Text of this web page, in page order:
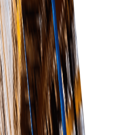
и сотрудничества с
к повышению
и продукции.